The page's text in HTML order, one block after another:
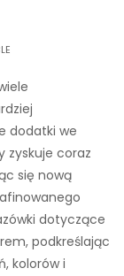
dodatki we
zyskuje coraz
się nową
dotyczące
podkreślając
kolorów i